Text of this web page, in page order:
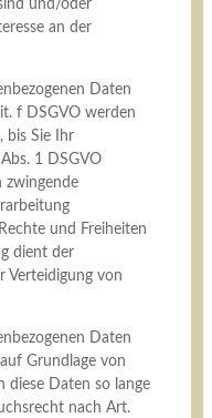
und/oder
an der
Daten
f DSGVO werden
bis Sie Ihr
1 DSGVO
zwingende
und Freiheiten
dient der
Verteidigung von
Daten
Grundlage von
diese Daten so lange
nach Art.